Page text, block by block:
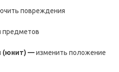
повреждения
предметов
(юнит) —изменить положение